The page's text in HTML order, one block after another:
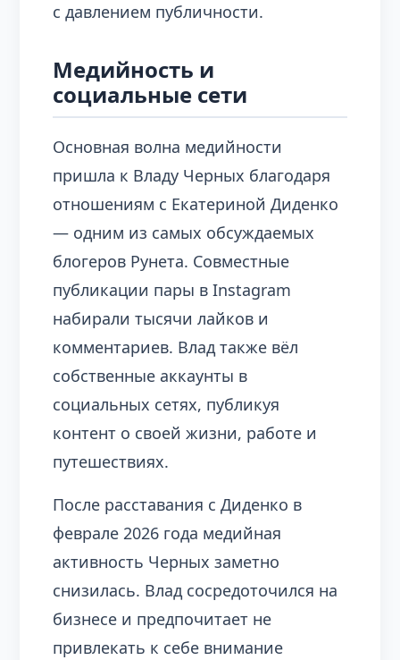
с давлением публичности.
Медийность и
социальные сети
Основная волна медийности
пришла к Владу Черных благодаря
отношениям с Екатериной Диденко
— одним из самых обсуждаемых
блогеров Рунета. Совместные
публикации пары в Instagram
набирали тысячи лайков и
комментариев. Влад также вёл
собственные аккаунты в
социальных сетях, публикуя
контент о своей жизни, работе и
путешествиях.
После расставания с Диденко в
феврале 2026 года медийная
активность Черных заметно
снизилась. Влад сосредоточился на
бизнесе и предпочитает не
привлекать к себе внимание